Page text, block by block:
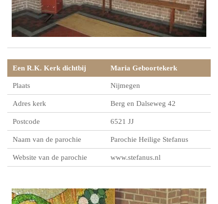
Een R.K. Kerk dichtbij Maria Geboortekerk
Plaats Nijmegen
Adres kerk Berg en Dalseweg 42
Postcode 6521 JJ
Naam van de parochie Parochie Heilige Stefanus
Website van de parochie www.stefanus.nl